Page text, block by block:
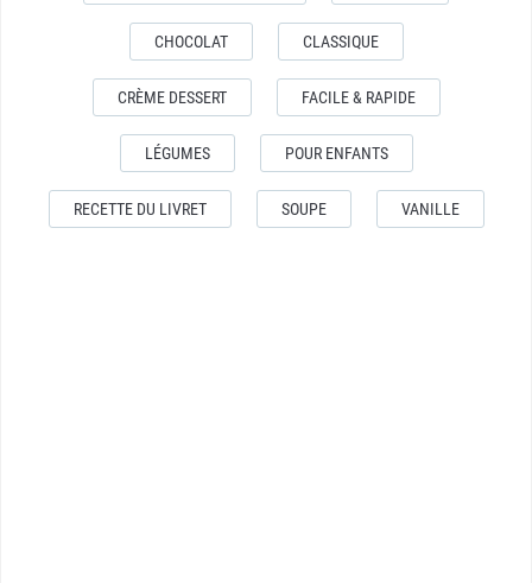
CHOCOLAT CLASSIQUE
CRÈME DESSERT FACILE & RAPIDE
LÉGUMES POUR ENFANTS
RECETTE DU LIVRET SOUPE VANILLE